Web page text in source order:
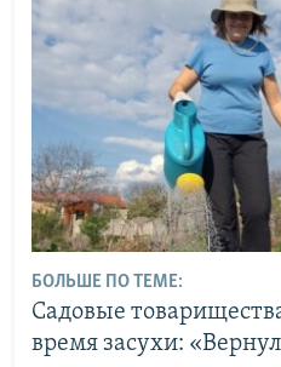
БОЛЬШЕ ПО ТЕМЕ:
Садовые
время засухи: